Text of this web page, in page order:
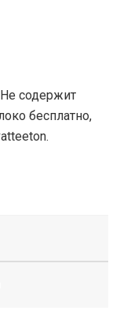
содержит
бесплатно,